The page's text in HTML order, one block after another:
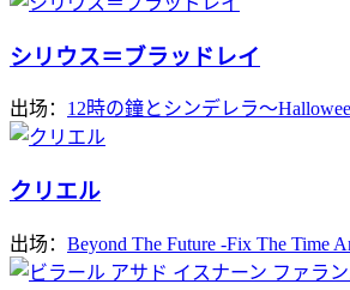
シリウス＝ブラッドレイ
出场： 12時の鐘とシンデレラ～
クリエル
出场： Beyond The Future -Fix The Time